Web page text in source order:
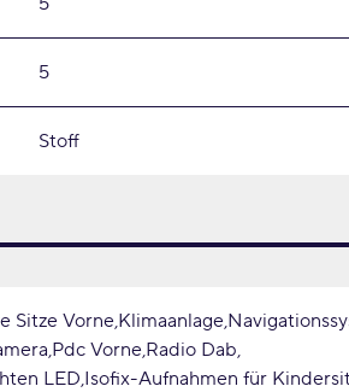
5
Stoff
Sitze Vorne Klimaanlage
Pdc Vorne Radio Dab
LED Isofix-Aufnahmen für